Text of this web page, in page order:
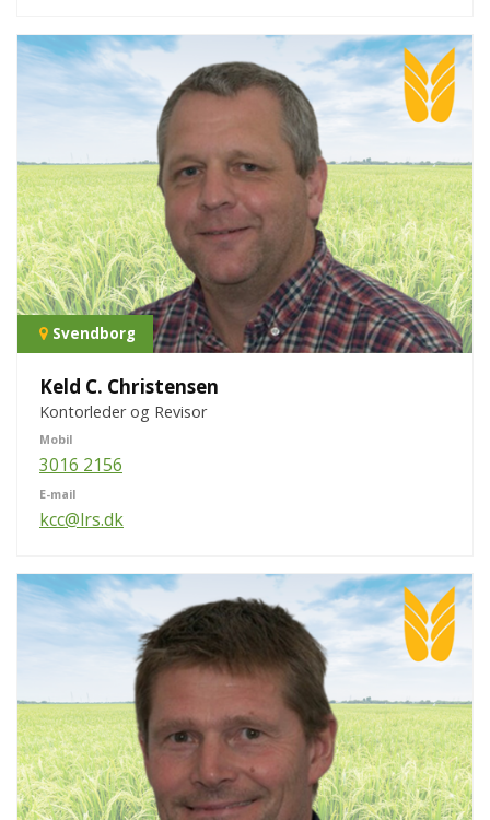
Svendborg
Keld C. Christensen
Kontorleder og Revisor
Mobil
3016 2156
E-mail
kcc@lrs.dk